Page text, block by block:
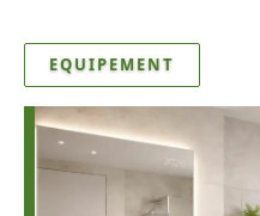
EQUIPEMENT